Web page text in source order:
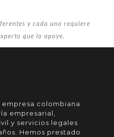
y cada uno requiere
que lo apoye.
empresa colombiana
empresarial,
y servicios legales
Hemos prestado